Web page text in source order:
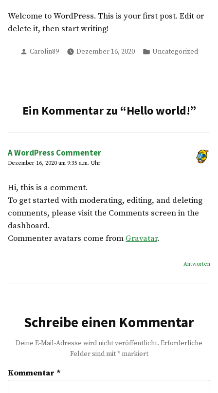
Welcome to WordPress. This is your first post. Edit or
delete it, then start writing!
Verfasst
Carolin89 Dezember 16, 2020
Veröffentlicht
Uncategorized
Ein Kommentar zu “Hello world!”
A WordPress Commenter
Dezember 16, 2020 um 9:35 a.m. Uhr
Hi, this is a comment.
To get started with moderating, editing, and deleting
comments, please visit the Comments screen in the
dashboard.
Commenter avatars come from Gravatar.
Antworten
Schreibe einen Kommentar
Deine E-Mail-Adresse wird nicht veröffentlicht. Erforderliche
Felder sind mit*markiert
Kommentar *